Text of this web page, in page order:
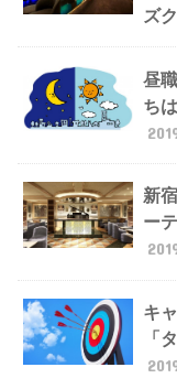
ズ
昼
ち
新
ー
キ
「